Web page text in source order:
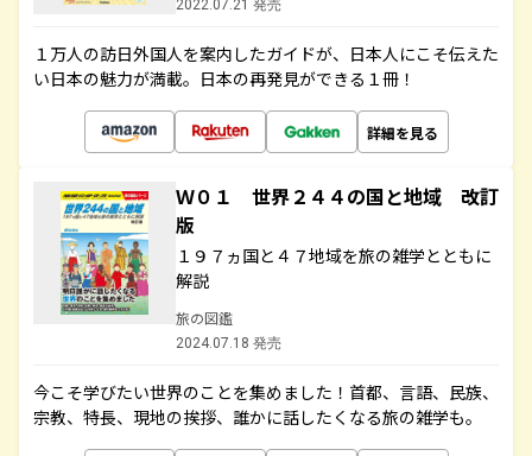
2022.07.21 発売
１万人の訪日外国人を案内したガイドが、日本人にこそ伝えた
い日本の魅力が満載。日本の再発見ができる１冊！
詳細を見る
Ｗ０１ 世界２４４の国と地域 改訂
版
１９７ヵ国と４７地域を旅の雑学とともに
解説
旅の図鑑
2024.07.18 発売
今こそ学びたい世界のことを集めました！首都、言語、民族、
宗教、特長、現地の挨拶、誰かに話したくなる旅の雑学も。